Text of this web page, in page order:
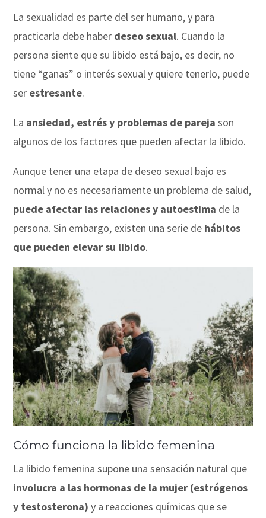
La sexualidad es parte del ser humano, y para
practicarla debe haber deseo sexual. Cuando la
persona siente que su libido está bajo, es decir, no
tiene “ganas” o interés sexual y quiere tenerlo, puede
ser estresante.
La ansiedad, estrés y problemas de pareja son
algunos de los factores que pueden afectar la libido.
Aunque tener una etapa de deseo sexual bajo es
normal y no es necesariamente un problema de salud,
puede afectar las relaciones y autoestima de la
persona. Sin embargo, existen una serie de hábitos
que pueden elevar su libido.
Cómo funciona la libido femenina
La libido femenina supone una sensación natural que
involucra a las hormonas de la mujer (estrógenos
y testosterona) y a reacciones químicas que se